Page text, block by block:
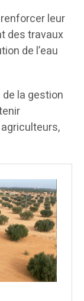
leur
des travaux
de l’eau
la gestion